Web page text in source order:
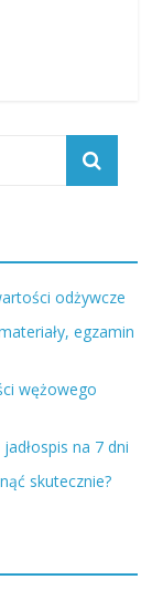
odżywcze
egzamin
wężowego
na 7 dni
skutecznie?